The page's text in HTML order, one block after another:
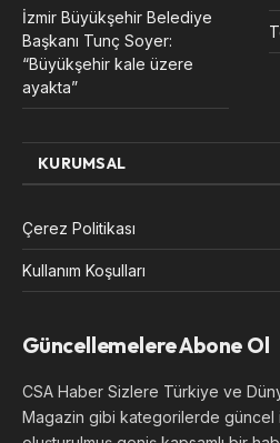
İzmir Büyükşehir Belediye
Başkanı Tunç Soyer:
“Büyükşehir kale üzere
ayakta”
KURUMSAL
Çerez Politikası
Kullanım Koşulları
Güncellemelere Abone Ol
CSA Haber Sizlere Türkiye ve
Magazin gibi kategorilerde güncel